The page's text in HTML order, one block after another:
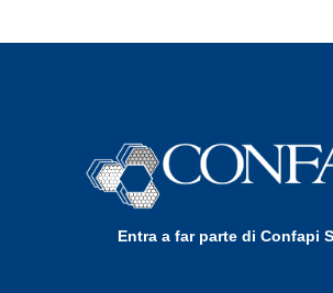
Entra a far parte di Confapi